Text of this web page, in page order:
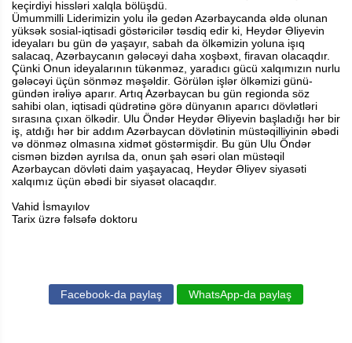
keçirdiyi hissləri xalqla bölüşdü.
Ümummilli Liderimizin yolu ilə gedən Azərbaycanda əldə olunan
yüksək sosial-iqtisadi göstəricilər təsdiq edir ki, Heydər Əliyevin
ideyaları bu gün də yaşayır, sabah da ölkəmizin yoluna işıq
salacaq, Azərbaycanın gələcəyi daha xoşbəxt, firavan olacaqdır.
Çünki Onun ideyalarının tükənməz, yaradıcı gücü xalqımızın nurlu
gələcəyi üçün sönməz məşəldir. Görülən işlər ölkəmizi günü-
gündən irəliyə aparır. Artıq Azərbaycan bu gün regionda söz
sahibi olan, iqtisadi qüdrətinə görə dünyanın aparıcı dövlətləri
sırasına çıxan ölkədir. Ulu Öndər Heydər Əliyevin başladığı hər bir
iş, atdığı hər bir addım Azərbaycan dövlətinin müstəqilliyinin əbədi
və dönməz olmasına xidmət göstərmişdir. Bu gün Ulu Öndər
cismən bizdən ayrılsa da, onun şah əsəri olan müstəqil
Azərbaycan dövləti daim yaşayacaq, Heydər Əliyev siyasəti
xalqımız üçün əbədi bir siyasət olacaqdır.
Vahid İsmayılov
Tarix üzrə fəlsəfə doktoru
Facebook-da paylaş WhatsApp-da paylaş